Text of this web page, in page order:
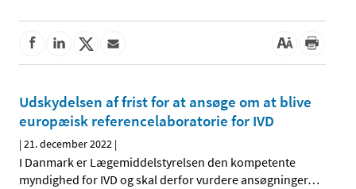
Udskydelsen af frist for at ansøge om at blive
europæisk referencelaboratorie for IVD
|21. december 2022 |
I Danmark er Lægemiddelstyrelsen den kompetente
myndighed for IVD og skal derfor vurdere ansøgninger…